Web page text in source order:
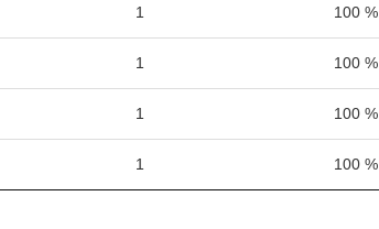
1 100 %
1 100 %
1 100 %
1 100 %